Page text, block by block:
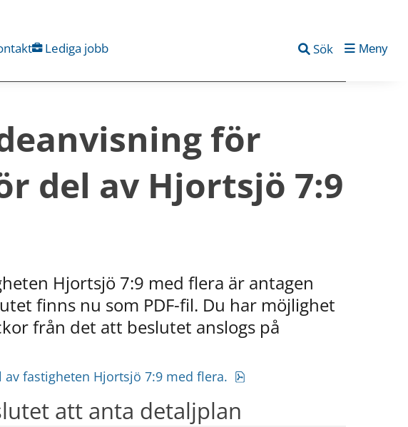
Lediga jobb Sök Meny
för
del av Hjortsjö 7:9
Hjortsjö 7:9 med flera är antagen
finns nu som PDF-fil. Du har möjlighet
från det att beslutet anslogs på
fastigheten Hjortsjö 7:9 med flera.
att anta detaljplan